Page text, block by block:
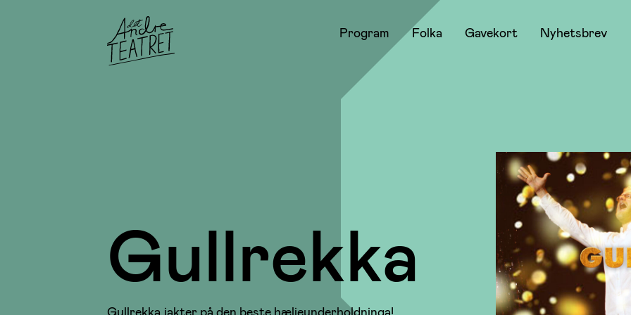
Program Folka Gavekort Nyhetsbrev
Gullrekka
Gullrekka jakter på den beste hæljeunderholdninga!